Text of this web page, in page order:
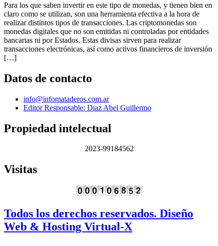
Para los que saben invertir en este tipo de monedas, y tienen bien en
claro como se utilizan, son una herramienta efectiva a la hora de
realizar distintos tipos de transacciones. Las criptomonedas son
monedas digitales que no son emitidas ni controladas por entidades
bancarias ni por Estados. Estas divisas sirven para realizar
transacciones electrónicas, así como activos financieros de inversión
[…]
Datos de contacto
info@infomataderos.com.ar
Editor Responsable: Diaz Abel Guillermo
Propiedad intelectual
2023-99184562
Visitas
Todos los derechos reservados. Diseño
Web & Hosting Virtual-X